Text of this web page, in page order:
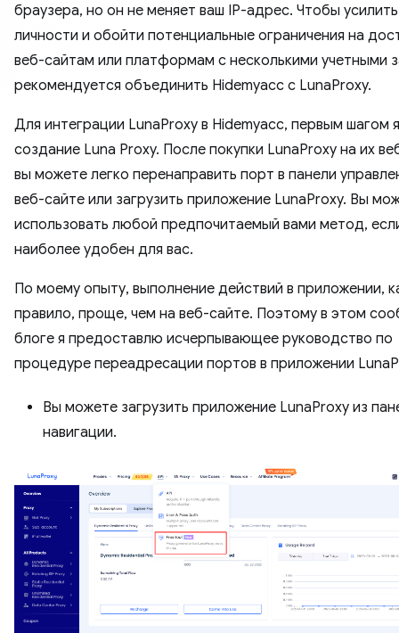
браузера, но он не меняет ваш IP-адрес. Чтобы
личности и обойти потенциальные ограничения на
веб-сайтам или платформам с несколькими учетными
рекомендуется объединить Hidemyacc с LunaProxy.
Для интеграции LunaProxy в Hidemyacc, первым шагом
создание Luna Proxy. После покупки LunaProxy на их
вы можете легко перенаправить порт в панели
веб-сайте или загрузить приложение LunaProxy. Вы
использовать любой предпочитаемый вами метод,
наиболее удобен для вас.
По моему опыту, выполнение действий в приложении,
правило, проще, чем на веб-сайте. Поэтому в этом
блоге я предоставлю исчерпывающее руководство по
процедуре переадресации портов в приложении
Вы можете загрузить приложение LunaProxy из
навигации.